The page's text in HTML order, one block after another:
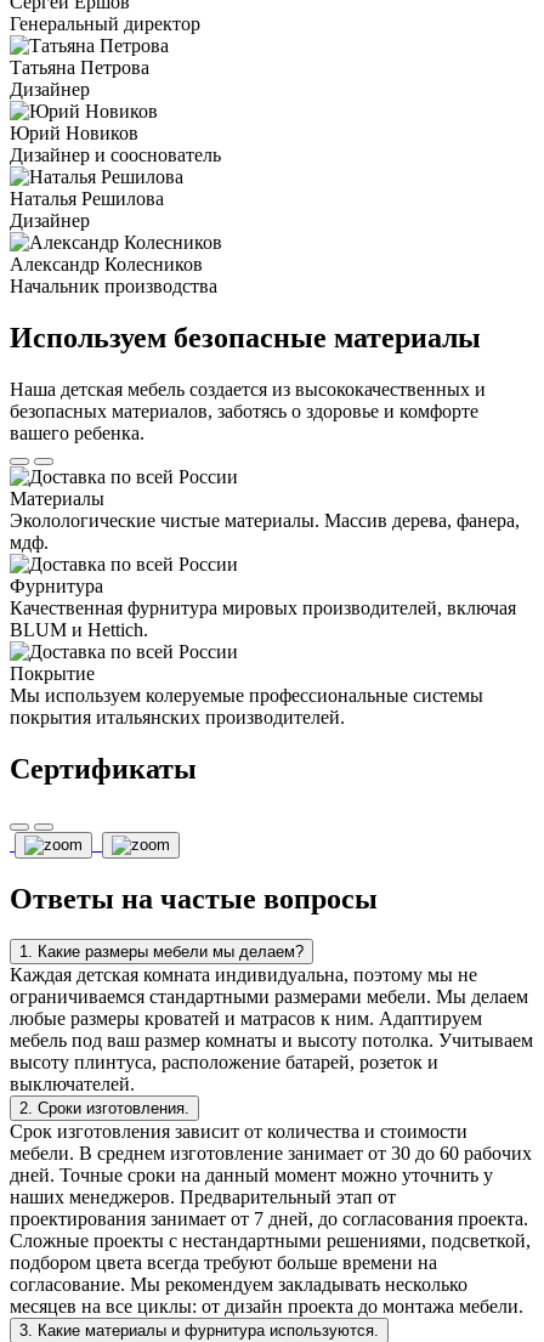
Генеральный директор
Татьяна Петрова
Дизайнер
Юрий Новиков
Дизайнер и сооснователь
Наталья Решилова
Дизайнер
Александр Колесников
Начальник производства
Используем безопасные материалы
Наша детская мебель создается из высококачественных и
безопасных материалов, заботясь о здоровье и комфорте
вашего ребенка.
Материалы
Эколологические чистые материалы. Массив дерева, фанера,
мдф.
Фурнитура
Качественная фурнитура мировых производителей, включая
BLUM и Hettich.
Покрытие
Мы используем колеруемые профессиональные системы
покрытия итальянских производителей.
Сертификаты
Ответы на частые вопросы
1. Какие размеры мебели мы делаем?
Каждая детская комната индивидуальна, поэтому мы не
ограничиваемся стандартными размерами мебели. Мы делаем
любые размеры кроватей и матрасов к ним. Адаптируем
мебель под ваш размер комнаты и высоту потолка. Учитываем
высоту плинтуса, расположение батарей, розеток и
выключателей.
2. Сроки изготовления.
Срок изготовления зависит от количества и стоимости
мебели. В среднем изготовление занимает от 30 до 60 рабочих
дней. Точные сроки на данный момент можно уточнить у
наших менеджеров. Предварительный этап от
проектирования занимает от 7 дней, до согласования проекта.
Сложные проекты с нестандартными решениями, подсветкой,
подбором цвета всегда требуют больше времени на
согласование. Мы рекомендуем закладывать несколько
месяцев на все циклы: от дизайн проекта до монтажа мебели.
3. Какие материалы и фурнитура используются.